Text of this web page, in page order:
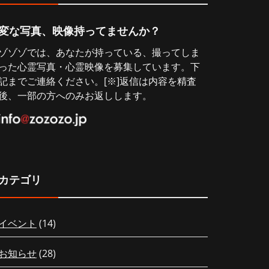
な写真、映像持ってませんか？
ゾゾでは、あなたが持っている、撮ってしま
た心霊写真・心霊映像を募集しています。下
までご連絡ください。[※]返信は内容を精査
、一部の方へのみお返しします。
テゴリ
ベント (14)
知らせ(28)